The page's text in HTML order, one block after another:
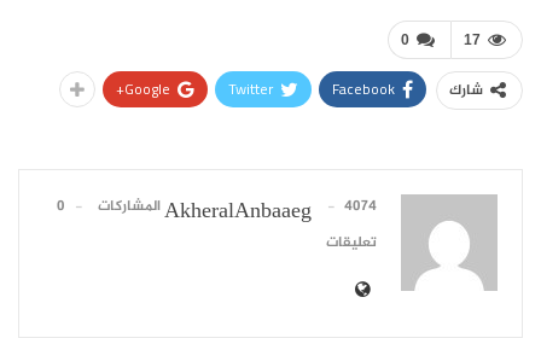
0 17
شارك Facebook
Twitter
Google+
AkheralAnbaaeg 4074 المشاركات
0
تعليقات